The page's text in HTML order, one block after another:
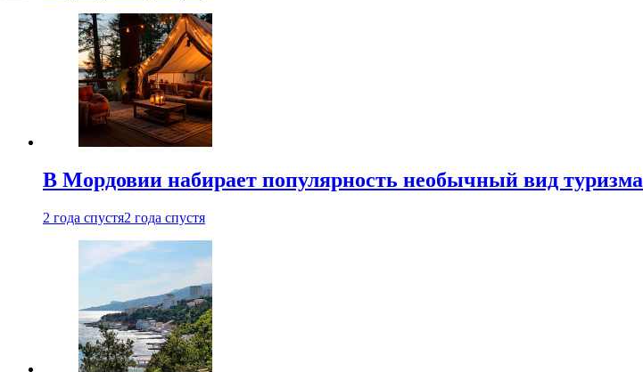
В Мордовии набирает популярность необычный вид туризма
2 года спустя2 года спустя